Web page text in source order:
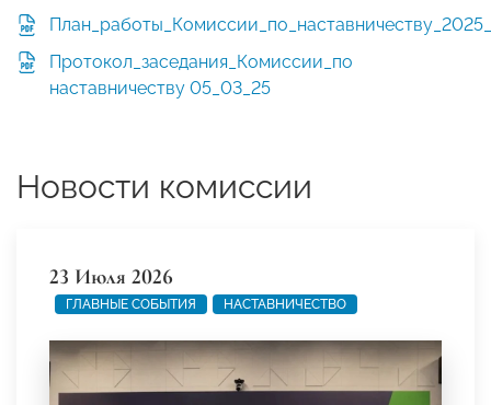
Протокол_заседания_Комиссии_по
наставничеству 05_03_25
Новости комиссии
23 Июля 2026
ГЛАВНЫЕ СОБЫТИЯ НАСТАВНИЧЕСТВО